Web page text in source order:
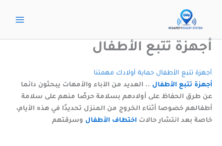
المحتوى
أجهزة تتبع الأطفال
أجهزة تتبع الأطفال حماية أولادك مهمتنا
أجهزة تتبع الأطفال .. العديد من الآباء والأمهات يبحثون دائما
عن طرق الحفاظ على أولادهم بسلامة حرصًا منهم على سلامة
أطفالهم خصوصا أثناء الخروج من المنزل تحديدًا في هذه الأيام،
خاصة بعد انتشار حالات اختطاف الأطفال وسرقتهم